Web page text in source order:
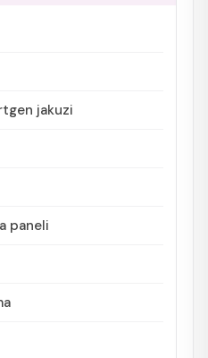
jakuzi
paneli